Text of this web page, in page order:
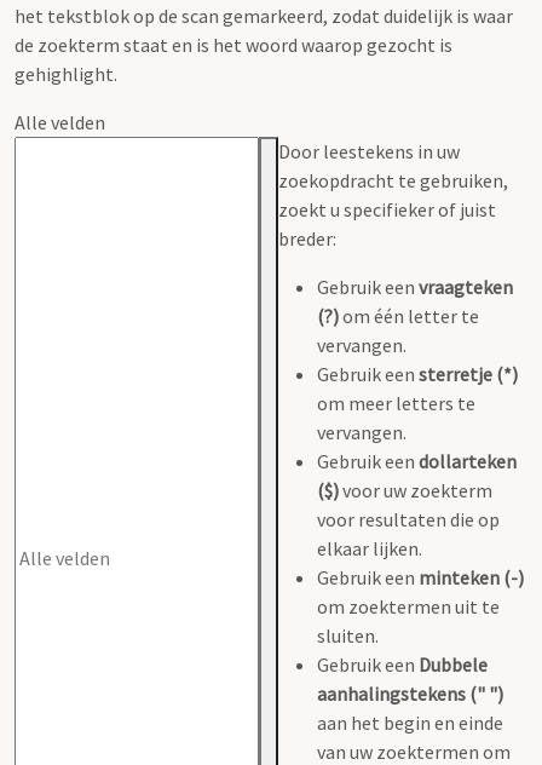
het tekstblok op de scan gemarkeerd, zodat duidelijk is waar
de zoekterm staat en is het woord waarop gezocht is
gehighlight.
Alle velden
Door leestekens in uw
zoekopdracht te gebruiken,
zoekt u specifieker of juist
breder:
Gebruik een vraagteken
(?)om één letter te
vervangen.
Gebruik een sterretje (*)
om meer letters te
vervangen.
Gebruik een dollarteken
($)voor uw zoekterm
voor resultaten die op
elkaar lijken.
Gebruik een minteken (-)
om zoektermen uit te
sluiten.
Gebruik een Dubbele
aanhalingstekens (" ")
aan het begin en einde
van uw zoektermen om